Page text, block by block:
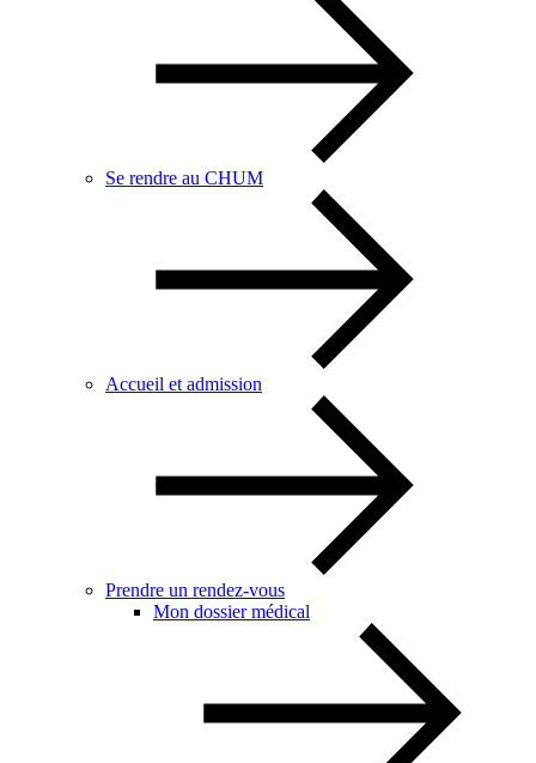
Se rendre au CHUM
Accueil et admission
Prendre un rendez-vous
Mon dossier médical